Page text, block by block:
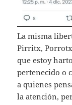
La misma
Pirritx,
que estoy
pertenecido o
a quienes
la atención,